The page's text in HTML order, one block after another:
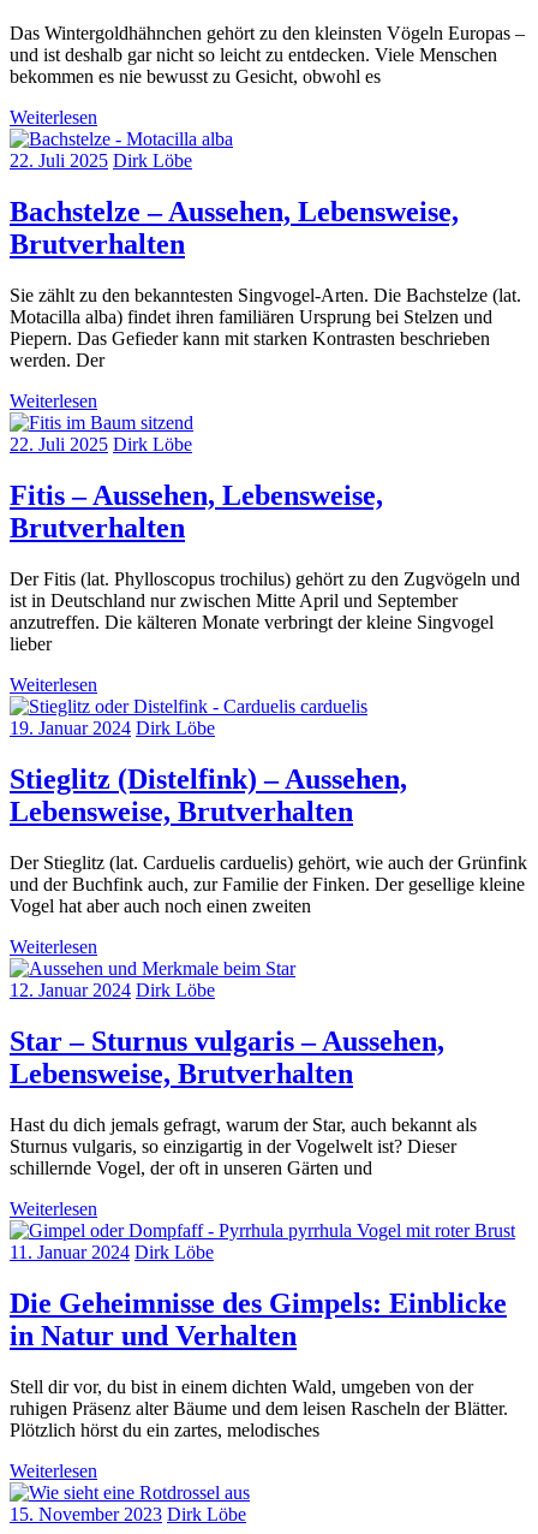
Das Wintergoldhähnchen gehört zu den kleinsten Vögeln Europas –
und ist deshalb gar nicht so leicht zu entdecken. Viele Menschen
bekommen es nie bewusst zu Gesicht, obwohl es
Weiterlesen
22. Juli 2025 Dirk Löbe
Bachstelze – Aussehen, Lebensweise,
Brutverhalten
Sie zählt zu den bekanntesten Singvogel-Arten. Die Bachstelze (lat.
Motacilla alba) findet ihren familiären Ursprung bei Stelzen und
Piepern. Das Gefieder kann mit starken Kontrasten beschrieben
werden. Der
Weiterlesen
22. Juli 2025 Dirk Löbe
Fitis – Aussehen, Lebensweise,
Brutverhalten
Der Fitis (lat. Phylloscopus trochilus) gehört zu den Zugvögeln und
ist in Deutschland nur zwischen Mitte April und September
anzutreffen. Die kälteren Monate verbringt der kleine Singvogel
lieber
Weiterlesen
19. Januar 2024 Dirk Löbe
Stieglitz (Distelfink) – Aussehen,
Lebensweise, Brutverhalten
Der Stieglitz (lat. Carduelis carduelis) gehört, wie auch der Grünfink
und der Buchfink auch, zur Familie der Finken. Der gesellige kleine
Vogel hat aber auch noch einen zweiten
Weiterlesen
12. Januar 2024 Dirk Löbe
Star – Sturnus vulgaris – Aussehen,
Lebensweise, Brutverhalten
Hast du dich jemals gefragt, warum der Star, auch bekannt als
Sturnus vulgaris, so einzigartig in der Vogelwelt ist? Dieser
schillernde Vogel, der oft in unseren Gärten und
Weiterlesen
11. Januar 2024 Dirk Löbe
Die Geheimnisse des Gimpels: Einblicke
in Natur und Verhalten
Stell dir vor, du bist in einem dichten Wald, umgeben von der
ruhigen Präsenz alter Bäume und dem leisen Rascheln der Blätter.
Plötzlich hörst du ein zartes, melodisches
Weiterlesen
15. November 2023 Dirk Löbe